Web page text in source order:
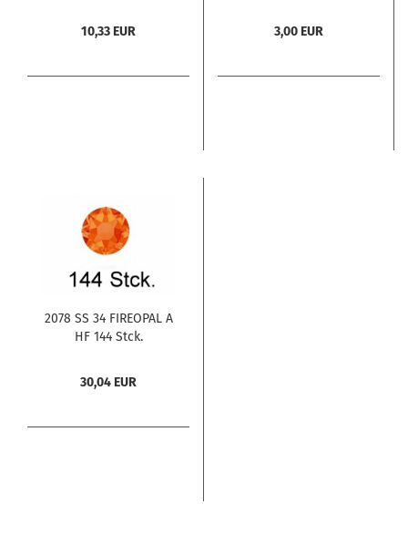
10,33 EUR 3,00 EUR
2078 SS 34 FIREOPAL A
HF 144 Stck.
30,04 EUR